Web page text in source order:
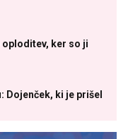
ker so ji
Dojenček, ki je prišel